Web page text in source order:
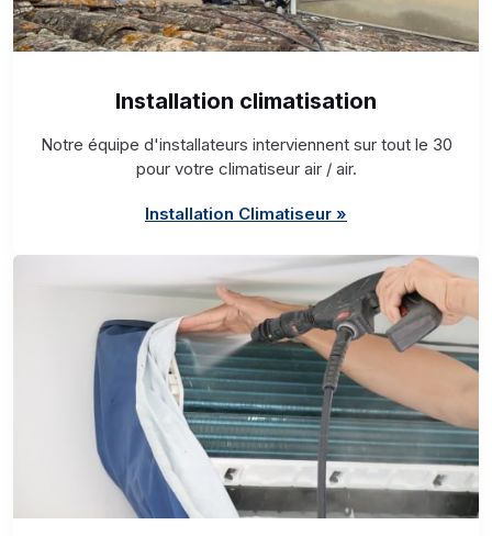
Installation climatisation
Notre équipe d'installateurs interviennent sur tout le 30
pour votre climatiseur air / air.
Installation Climatiseur »